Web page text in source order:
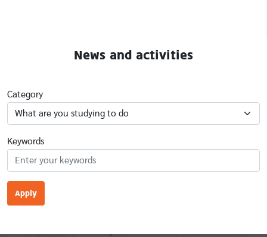
News and activities
Category
Keywords
Apply